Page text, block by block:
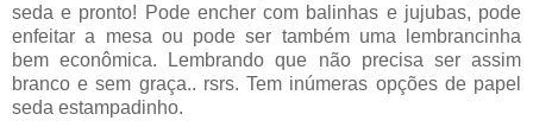
seda e pronto! Pode encher com balinhas e jujubas, pode
enfeitar a mesa ou pode ser também uma lembrancinha
bem econômica. Lembrando que não precisa ser assim
branco e sem graça.. rsrs. Tem inúmeras opções de papel
seda estampadinho.